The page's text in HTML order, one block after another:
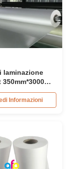
laminazione
Estruzione
Informazioni